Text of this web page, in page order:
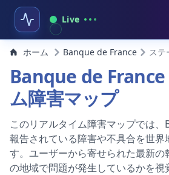
Live
ホーム Banque de France ステ
Banque de France
ム障害マップ
このリアルタイム障害マップでは
報告されている障害や不具合を世界
す。ユーザーから寄せられた最新
の地域で問題が発生しているかを